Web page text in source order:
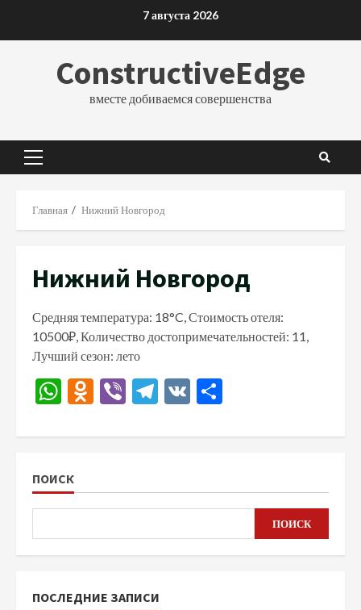
7 августа 2026
ConstructiveEdge
вместе добиваемся совершенства
Основное
Главная Нижний Новгород
Нижний Новгород
Средняя температура: 18°C, Стоимость отеля:
10500₽, Количество достопримечательностей: 11,
Лучший сезон: лето
WhatsApp
Odnoklassniki
ViberTelegram
VK
ПОИСК
ПОИСК
ПОСЛЕДНИЕ ЗАПИСИ